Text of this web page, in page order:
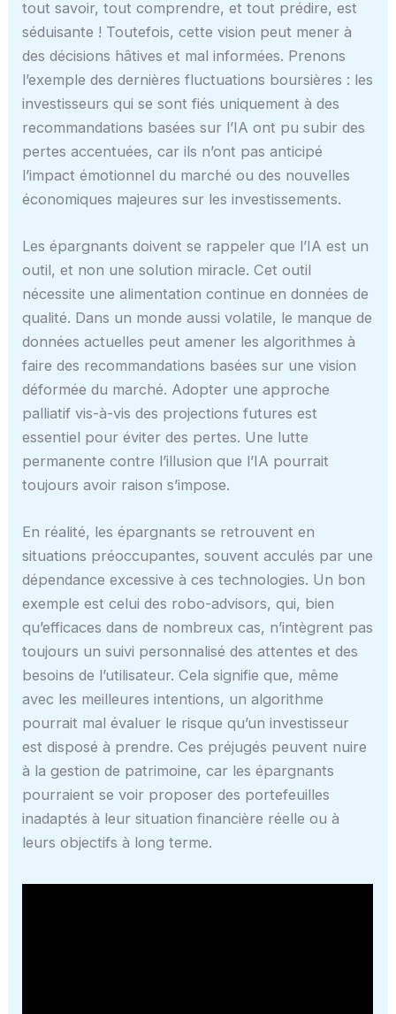
tout savoir, tout comprendre, et tout prédire, est
séduisante ! Toutefois, cette vision peut mener à
des décisions hâtives et mal informées. Prenons
l’exemple des dernières fluctuations boursières : les
investisseurs qui se sont fiés uniquement à des
recommandations basées sur l’IA ont pu subir des
pertes accentuées, car ils n’ont pas anticipé
l’impact émotionnel du marché ou des nouvelles
économiques majeures sur les investissements.
Les épargnants doivent se rappeler que l’IA est un
outil, et non une solution miracle. Cet outil
nécessite une alimentation continue en données de
qualité. Dans un monde aussi volatile, le manque de
données actuelles peut amener les algorithmes à
faire des recommandations basées sur une vision
déformée du marché. Adopter une approche
palliatif vis-à-vis des projections futures est
essentiel pour éviter des pertes. Une lutte
permanente contre l’illusion que l’IA pourrait
toujours avoir raison s’impose.
En réalité, les épargnants se retrouvent en
situations préoccupantes, souvent acculés par une
dépendance excessive à ces technologies. Un bon
exemple est celui des robo-advisors, qui, bien
qu’efficaces dans de nombreux cas, n’intègrent pas
toujours un suivi personnalisé des attentes et des
besoins de l’utilisateur. Cela signifie que, même
avec les meilleures intentions, un algorithme
pourrait mal évaluer le risque qu’un investisseur
est disposé à prendre. Ces préjugés peuvent nuire
à la gestion de patrimoine, car les épargnants
pourraient se voir proposer des portefeuilles
inadaptés à leur situation financière réelle ou à
leurs objectifs à long terme.